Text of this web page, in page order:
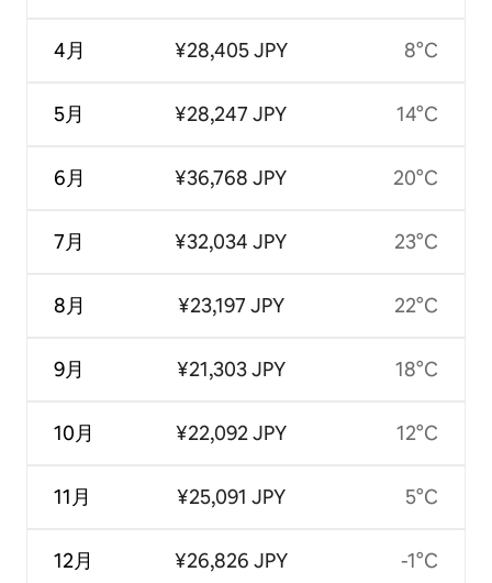
4月
5月
6月
7月
8月
9月
10月
11月
12月
¥28,405 JPY
¥28,247 JPY
¥36,768 JPY
¥32,034 JPY
¥23,197 JPY
¥21,303 JPY
¥22,092 JPY
¥25,091 JPY
¥26,826 JPY
8°C
14°C
20°C
23°C
22°C
18°C
12°C
5°C
-1°C